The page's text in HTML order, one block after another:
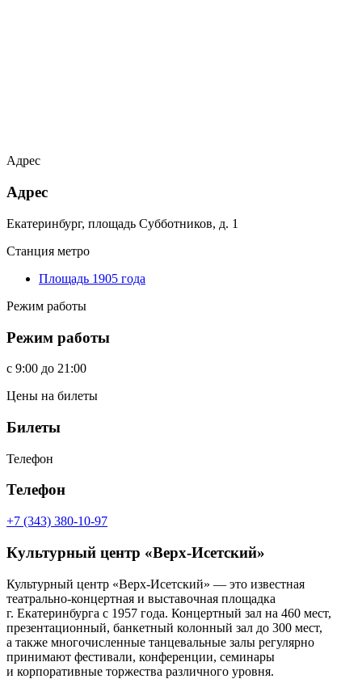
Адрес
Адрес
Екатеринбург, площадь Субботников, д. 1
Станция метро
Площадь 1905 года
Режим работы
Режим работы
c 9:00 до 21:00
Цены на билеты
Билеты
Телефон
Телефон
+7 (343) 380-10-97
Культурный центр «Верх-Исетский»
Культурный центр «Верх-Исетский» — это известная
театрально-концертная и выставочная площадка
г. Екатеринбурга с 1957 года. Концертный зал на 460 мест,
презентационный, банкетный колонный зал до 300 мест,
а также многочисленные танцевальные залы регулярно
принимают фестивали, конференции, семинары
и корпоративные торжества различного уровня.